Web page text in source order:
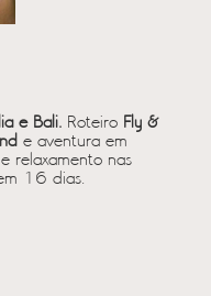
e Bali. Roteiro Fly &
e aventura em
relaxamento nas
16 dias.